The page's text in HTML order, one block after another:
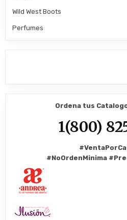
Wild West Boots
Perfumes
Ordena tus
1(800)
#NoOrdenMinima